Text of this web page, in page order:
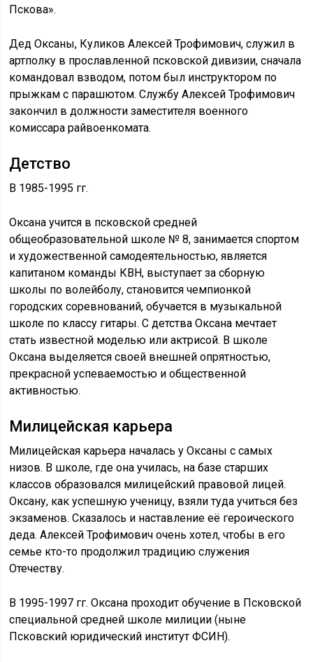
Пскова».
Дед Оксаны, Куликов Алексей Трофимович, служил в
артполку в прославленной псковской дивизии, сначала
командовал взводом, потом был инструктором по
прыжкам с парашютом. Службу Алексей Трофимович
закончил в должности заместителя военного
комиссара райвоенкомата.
Детство
В 1985-1995 гг.
Оксана учится в псковской средней
общеобразовательной школе № 8, занимается спортом
и художественной самодеятельностью, является
капитаном команды КВН, выступает за сборную
школы по волейболу, становится чемпионкой
городских соревнований, обучается в музыкальной
школе по классу гитары. С детства Оксана мечтает
стать известной моделью или актрисой. В школе
Оксана выделяется своей внешней опрятностью,
прекрасной успеваемостью и общественной
активностью.
Милицейская карьера
Милицейская карьера началась у Оксаны с самых
низов. В школе, где она училась, на базе старших
классов образовался милицейский правовой лицей.
Оксану, как успешную ученицу, взяли туда учиться без
экзаменов. Сказалось и наставление её героического
деда. Алексей Трофимович очень хотел, чтобы в его
семье кто-то продолжил традицию служения
Отечеству.
В 1995-1997 гг. Оксана проходит обучение в Псковской
специальной средней школе милиции (ныне
Псковский юридический институт ФСИН).